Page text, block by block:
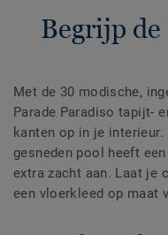
Begrijp de
Met de 30 modische,
Parade Paradiso tapijt-
kanten op in je
gesneden pool heeft
extra zacht aan. Laat je
een vloerkleed op maat